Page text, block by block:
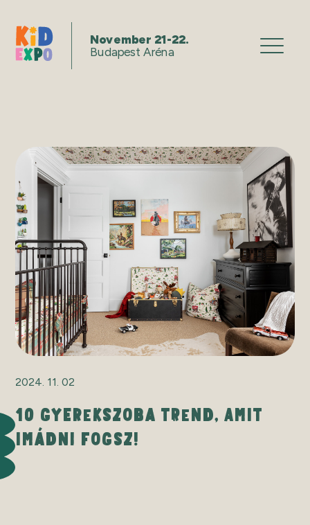
November 21-22.
Budapest Aréna
2024. 11. 02
10 GYEREKSZOBA TREND, AMIT
IMÁDNI FOGSZ!